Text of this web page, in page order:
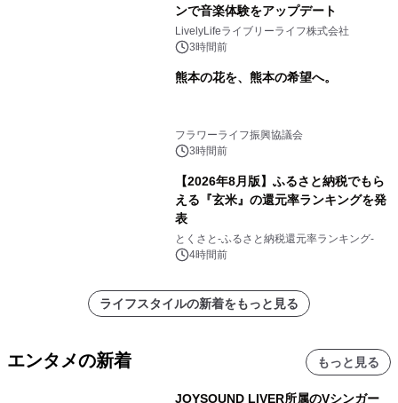
ンで音楽体験をアップデート
LivelyLifeライブリーライフ株式会社
3時間前
熊本の花を、熊本の希望へ。
フラワーライフ振興協議会
3時間前
【2026年8月版】ふるさと納税でもら
える『玄米』の還元率ランキングを発
表
とくさと-ふるさと納税還元率ランキング-
4時間前
ライフスタイルの新着をもっと見る
エンタメの新着 もっと見る
JOYSOUND LIVER所属のVシンガー